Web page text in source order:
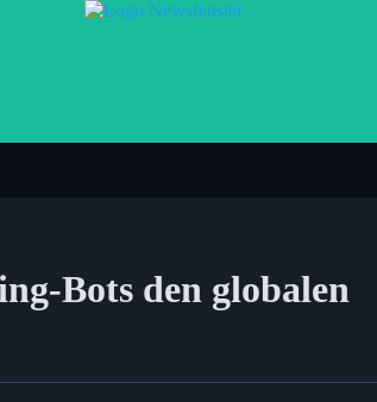
Bots den globalen